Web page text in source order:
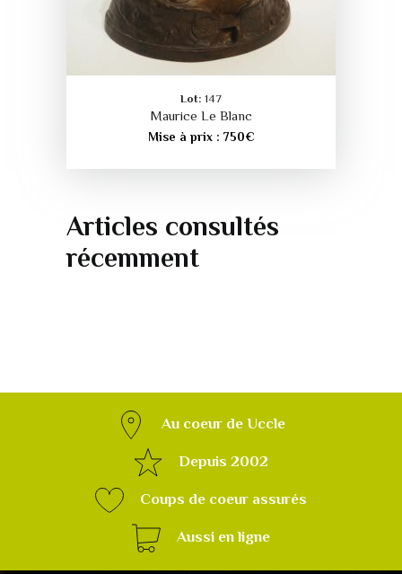
Lot: 147
Maurice Le Blanc
Mise à prix : 750€
Articles consultés
récemment
Au coeur de Uccle
Depuis 2002
Coups de coeur assurés
Aussi en ligne